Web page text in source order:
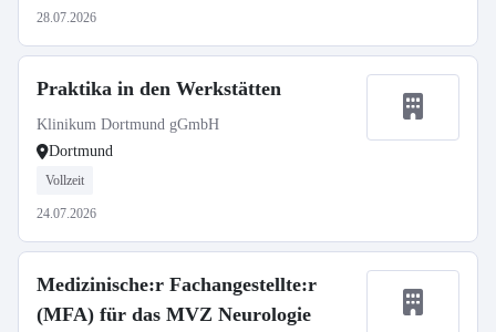
28.07.2026
Praktika in den Werkstätten
Klinikum Dortmund gGmbH
Dortmund
Vollzeit
24.07.2026
Medizinische:r Fachangestellte:r
(MFA) für das MVZ Neurologie